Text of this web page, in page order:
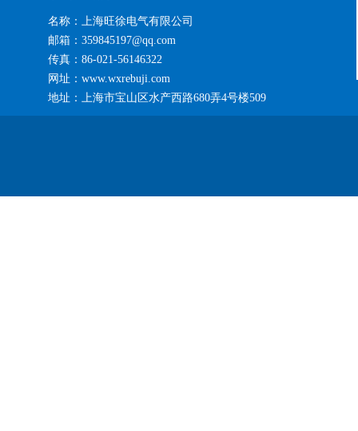
名称：上海旺徐电气有限公司
邮箱：359845197@qq.com
传真：86-021-56146322
网址：www.wxrebuji.com
地址：上海市宝山区水产西路680弄4号楼509